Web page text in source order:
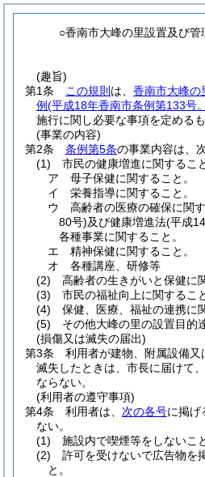
○香南市大峰の里設置及び管
(趣旨)
第1条
この規則 は、 香南市大峰の
例(平成18年香南市条例第133号
施行に関し必要な事項を定めるも
(事業の内容)
第2条
条例第5条の事業内容は、
(1)
市民の健康増進に関するこ
ア
母子保健に関すること。
イ
栄養指導に関すること。
ウ
高齢者の医療の確保に関
80号)及び健康増進法(平成
各種事業に関すること。
エ
精神保健に関すること。
オ
各種講座、研修等
(2)
高齢者の生きがいと保健に
(3)
市民の福祉向上に関するこ
(4)
保健、医療、福祉の連携に
(5)
その他大峰の里の設置目的
(損傷又は滅失の届出)
第3条
利用者が建物、附属設備
滅失したときは、市長に届けて
ならない。
(利用者の遵守事項)
第4条
利用者は、 次の各号に掲げ
ない。
(1)
施設内で喫煙等をしないこ
(2)
許可を受けないで広告物を
と。